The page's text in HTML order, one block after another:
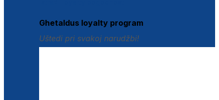
Ghetaldus loyalty program
Uštedi pri svakoj narudžbi!